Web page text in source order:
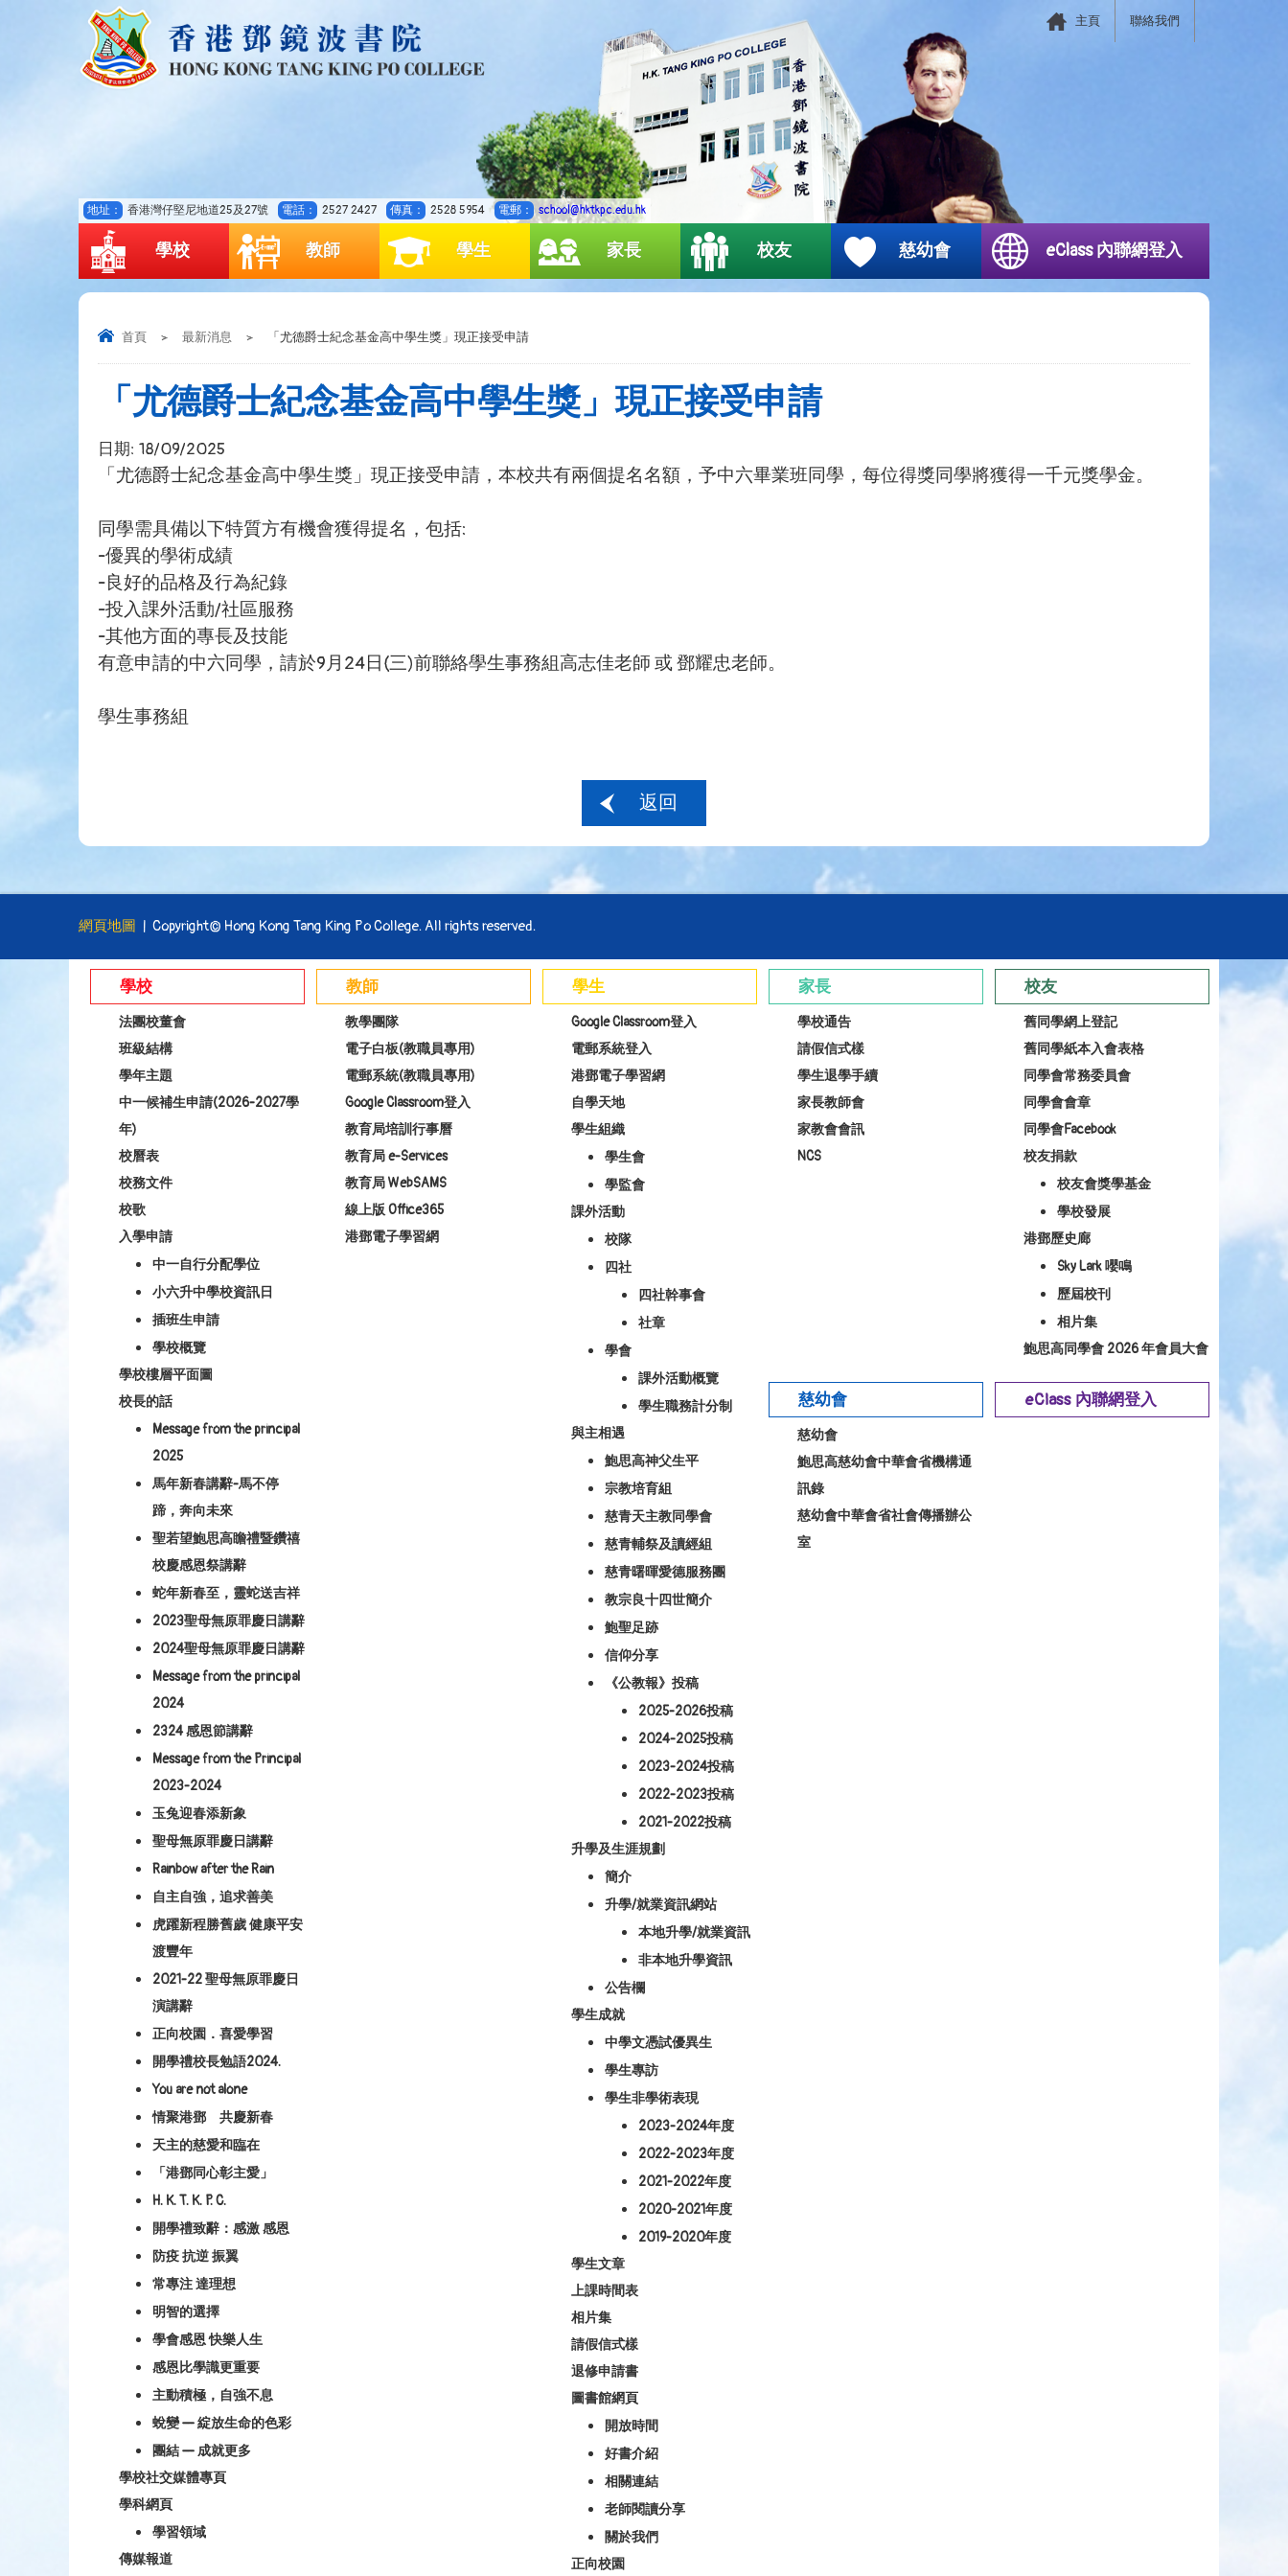
地址： 香港灣仔堅尼地道25及27號 電話： 2527 2427 傳真： 2528 5954 電郵： school@hktkpc.edu.hk
聯絡我們
主頁
學校 教師 學生 家長 校友 慈幼會 eClass 內聯網登入
首頁 > 最新消息 > 「尤德爵士紀念基金高中學生獎」現正接受申請
「尤德爵士紀念基金高中學生獎」現正接受申請
日期: 18/09/2025
「尤德爵士紀念基金高中學生獎」現正接受申請，本校共有兩個提名名額，予中六畢業班同學，每位得獎同學將獲得一千元獎學金。
同學需具備以下特質方有機會獲得提名，包括:
-優異的學術成績
-良好的品格及行為紀錄
-投入課外活動/社區服務
-其他方面的專長及技能
有意申請的中六同學，請於9月24日(三)前聯絡學生事務組高志佳老師 或 鄧耀忠老師。
學生事務組
返回
網頁地圖 | Copyright© Hong Kong Tang King Po College. All rights reserved.
學校
法團校董會
班級結構
學年主題
中一候補生申請(2026-2027學
年)
校曆表
校務文件
校歌
入學申請
中一自行分配學位
小六升中學校資訊日
插班生申請
學校概覽
學校樓層平面圖
校長的話
Message from the principal
2025
馬年新春講辭-馬不停
蹄，奔向未來
聖若望鮑思高瞻禮暨鑽禧
校慶感恩祭講辭
蛇年新春至，靈蛇送吉祥
2023聖母無原罪慶日講辭
2024聖母無原罪慶日講辭
Message from the principal
2024
2324 感恩節講辭
Message from the Principal
2023-2024
玉兔迎春添新象
聖母無原罪慶日講辭
Rainbow after the Rain
自主自強，追求善美
虎躍新程勝舊歲 健康平安
渡豐年
2021-22 聖母無原罪慶日
演講辭
正向校園．喜愛學習
開學禮校長勉語2024.
You are not alone
情聚港鄧 共慶新春
天主的慈愛和臨在
「港鄧同心彰主愛」
H. K. T. K. P. C.
開學禮致辭：感激 感恩
防疫 抗逆 振翼
常專注 達理想
明智的選擇
學會感恩 快樂人生
感恩比學識更重要
主動積極，自強不息
蛻變 — 綻放生命的色彩
團結 — 成就更多
學校社交媒體專頁
學科網頁
學習領域
傳媒報道
教師
教學團隊
電子白板(教職員專用)
電郵系統(教職員專用)
Google Classroom登入
教育局培訓行事曆
教育局 e-Services
教育局 WebSAMS
線上版 Office365
港鄧電子學習網
學生
Google Classroom登入
電郵系統登入
港鄧電子學習網
自學天地
學生組織
學生會
學監會
課外活動
校隊
四社
四社幹事會
社章
學會
課外活動概覽
學生職務計分制
與主相遇
鮑思高神父生平
宗教培育組
慈青天主教同學會
慈青輔祭及讀經組
慈青曙暉愛德服務團
教宗良十四世簡介
鮑聖足跡
信仰分享
《公教報》投稿
2025-2026投稿
2024-2025投稿
2023-2024投稿
2022-2023投稿
2021-2022投稿
升學及生涯規劃
簡介
升學/就業資訊網站
本地升學/就業資訊
非本地升學資訊
公告欄
學生成就
中學文憑試優異生
學生專訪
學生非學術表現
2023-2024年度
2022-2023年度
2021-2022年度
2020-2021年度
2019-2020年度
學生文章
上課時間表
相片集
請假信式樣
退修申請書
圖書館網頁
開放時間
好書介紹
相關連結
老師閱讀分享
關於我們
正向校園
家長
學校通告
請假信式樣
學生退學手續
家長教師會
家教會會訊
NCS
校友
舊同學網上登記
舊同學紙本入會表格
同學會常務委員會
同學會會章
同學會Facebook
校友捐款
校友會獎學基金
學校發展
港鄧歷史廊
Sky Lark 嚶鳴
歷屆校刊
相片集
鮑思高同學會 2026 年會員大會
慈幼會
慈幼會
鮑思高慈幼會中華會省機構通
訊錄
慈幼會中華會省社會傳播辦公
室
eClass 內聯網登入